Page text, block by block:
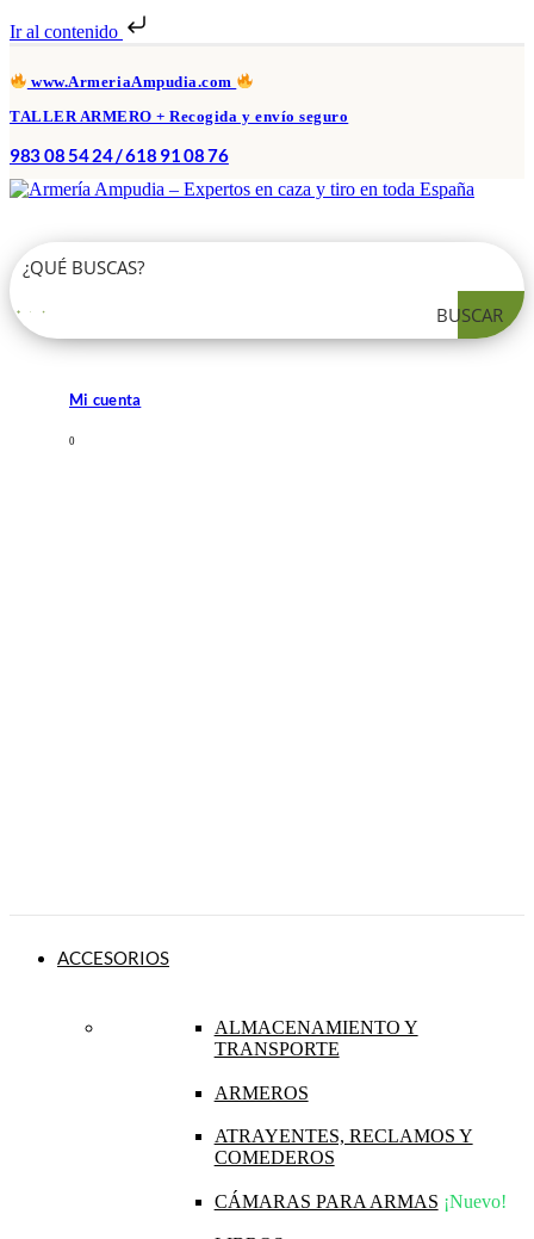
Ir al contenido
www.ArmeriaAmpudia.com
TALLER ARMERO + Recogida y envío seguro
983 08 54 24 / 618 91 08 76
BUSCAR
Mi cuenta
0
ACCESORIOS
ALMACENAMIENTO Y
TRANSPORTE
ARMEROS
ATRAYENTES, RECLAMOS Y
COMEDEROS
CÁMARAS PARA ARMAS ¡Nuevo!